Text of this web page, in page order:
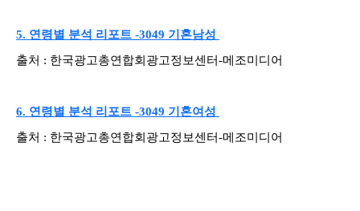
5. 연령별 분석 리포트 -3049 기혼남성
출처 : 한국광고총연합회광고정보센터-메조미디어
6. 연령별 분석 리포트 -3049 기혼여성
출처 : 한국광고총연합회광고정보센터-메조미디어